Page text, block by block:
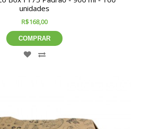
unidades
R$168,00
COMPRAR